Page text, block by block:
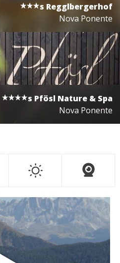
s Regglbergerhof
Nova Ponente
s Pfösl Nature & Spa
Nova Ponente